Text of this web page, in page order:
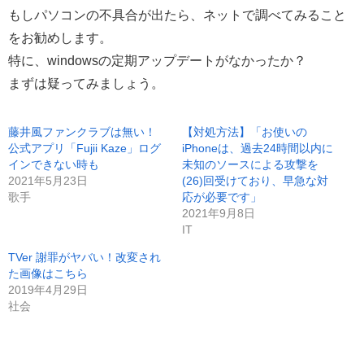
もしパソコンの不具合が出たら、ネットで調べてみること
をお勧めします。
特に、windowsの定期アップデートがなかったか？
まずは疑ってみましょう。
藤井風ファンクラブは無い！
公式アプリ「Fujii Kaze」ログ
インできない時も
2021年5月23日
歌手
【対処方法】「お使いの
iPhoneは、過去24時間以内に
未知のソースによる攻撃を
(26)回受けており、早急な対
応が必要です」
2021年9月8日
IT
TVer 謝罪がヤバい！改変され
た画像はこちら
2019年4月29日
社会